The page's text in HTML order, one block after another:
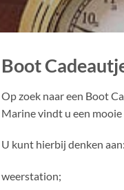
Boot
Op zoek naar een Boot
Marine vindt u een
U kunt hierbij denken aan:
weerstation;